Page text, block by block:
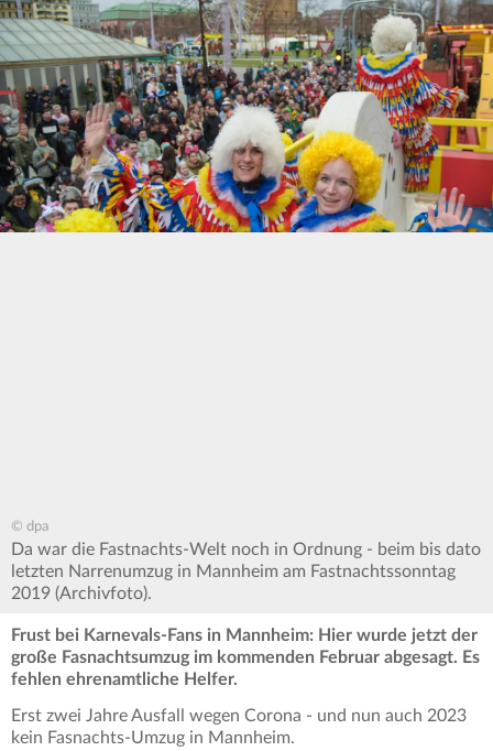
© dpa
Da war die Fastnachts-Welt noch in Ordnung - beim bis dato
letzten Narrenumzug in Mannheim am Fastnachtssonntag
2019 (Archivfoto).
Frust bei Karnevals-Fans in Mannheim: Hier wurde jetzt der
große Fasnachtsumzug im kommenden Februar abgesagt. Es
fehlen ehrenamtliche Helfer.
Erst zwei Jahre Ausfall wegen Corona - und nun auch 2023
kein Fasnachts-Umzug in Mannheim.